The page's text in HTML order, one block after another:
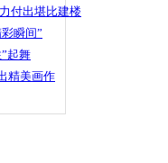
付出堪比建楼
瞬间”
起舞
精美画作